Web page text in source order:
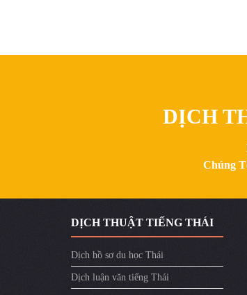
DỊCH
Chúng
DỊCH THUẬT TIẾNG THÁI
Dịch hồ sơ du học Thái
Dịch luận văn tiếng Thái